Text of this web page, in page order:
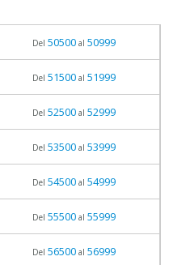
Del 50500al 50999
Del 51500al 51999
Del 52500al 52999
Del 53500al 53999
Del 54500al 54999
Del 55500al 55999
Del 56500al 56999